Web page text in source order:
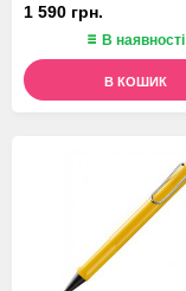
1 590 грн.
В наявності
В КОШИК